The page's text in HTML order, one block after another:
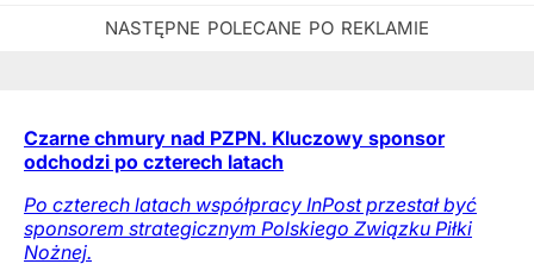
Czarne chmury nad PZPN. Kluczowy sponsor
odchodzi po czterech latach
Po czterech latach współpracy InPost przestał być
sponsorem strategicznym Polskiego Związku Piłki
Nożnej.